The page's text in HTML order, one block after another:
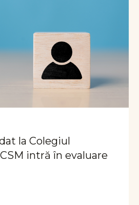
la Colegiul
intră în evaluare